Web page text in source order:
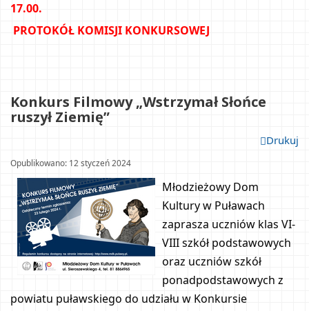
17.00.
PROTOKÓŁ KOMISJI KONKURSOWEJ
Konkurs Filmowy „Wstrzymał Słońce
Drukuj
Młodzieżowy Dom
Kultury w Puławach
zaprasza uczniów klas VI-
VIII szkół podstawowych
oraz uczniów szkół
ponadpodstawowych z
powiatu puławskiego do udziału w Konkursie